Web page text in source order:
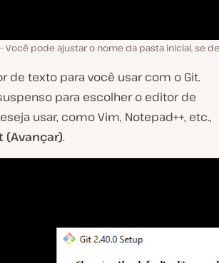
Você pode ajustar o nome da pasta inicial, se
de texto para você usar com o Git.
para escolher o editor de
usar, como Vim, Notepad++, etc.,
(Avançar).